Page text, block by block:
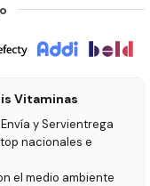
Vitaminas
y Servientrega
nacionales e
el medio ambiente